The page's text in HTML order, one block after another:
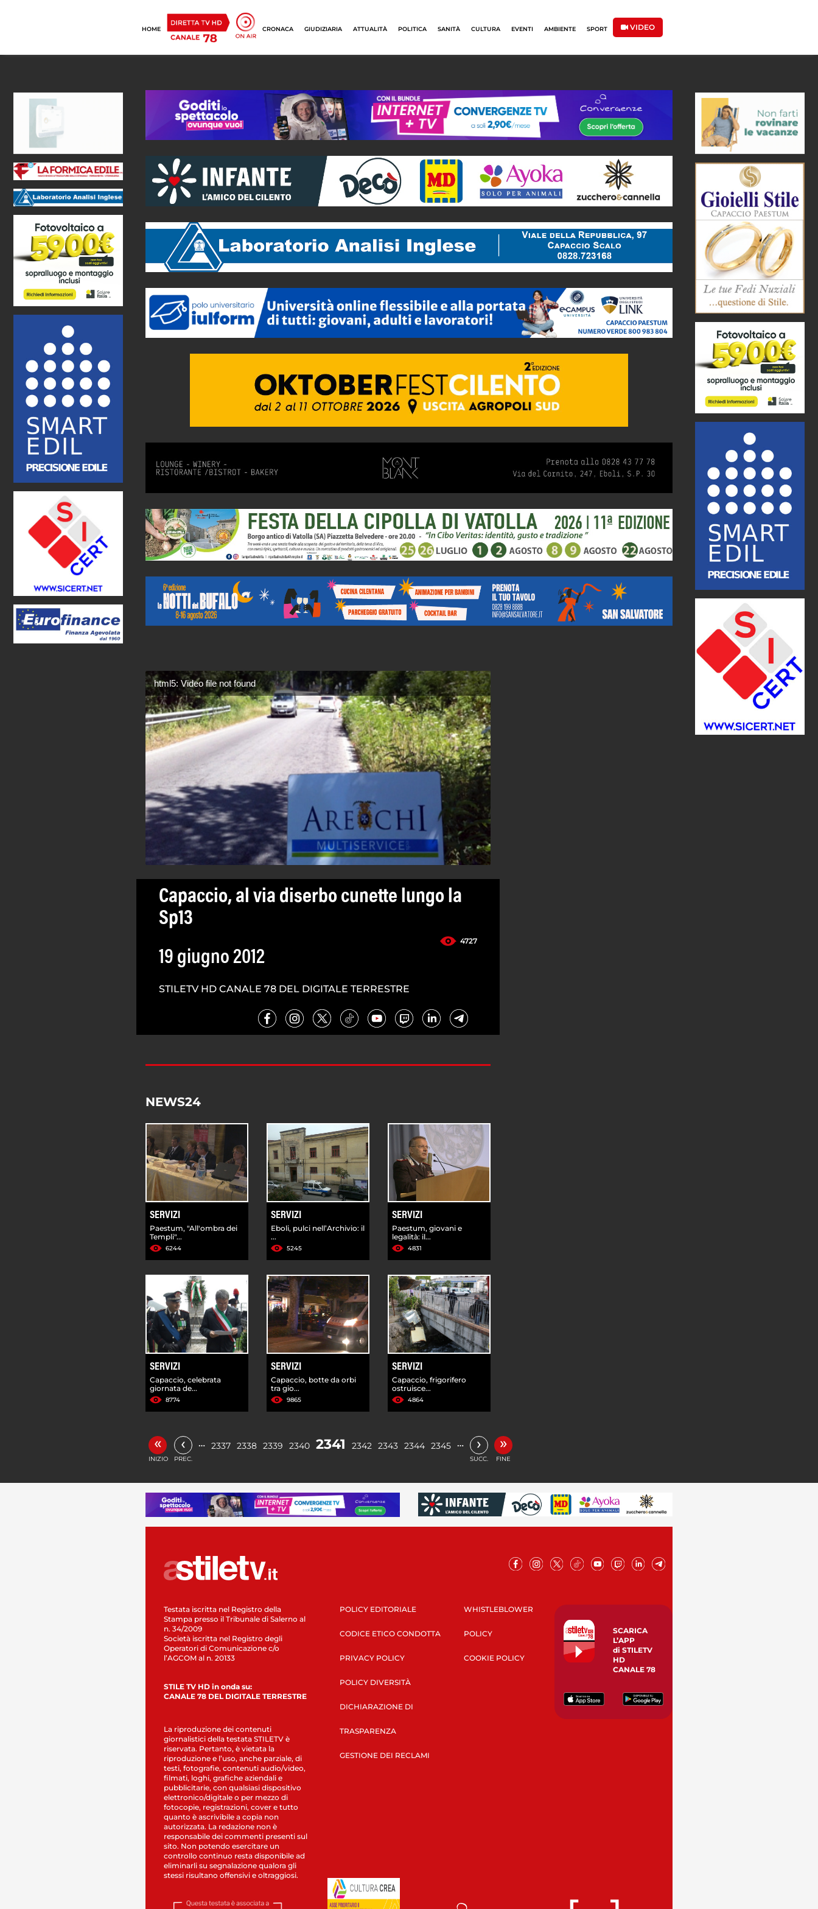
HOME CRONACA GIUDIZIARIA ATTUALITÀ POLITICA SANITÀ CULTURA EVENTI AMBIENTE SPORT VIDEO
html5: Video file not found
Capaccio, al via diserbo cunette lungo la
Sp13
4727
19 giugno 2012
STILETV HD CANALE 78 DEL DIGITALE TERRESTRE
NEWS24
SERVIZI
Paestum, "All'ombra dei
Templi"...
6244
SERVIZI
Eboli, pulci nell’Archivio: il
...
5245
SERVIZI
Paestum, giovani e
legalità: il...
4831
SERVIZI
Capaccio, celebrata
giornata de...
8774
SERVIZI
Capaccio, botte da orbi
tra gio...
9865
SERVIZI
Capaccio, frigorifero
ostruisce...
4864
«
INIZIO
‹
PREC.
… 2337 2338 2339 2340 2341 2342 2343 2344 2345 … ›
SUCC.
»
FINE
Testata iscritta nel Registro della
Stampa presso il Tribunale di Salerno al
n. 34/2009
Società iscritta nel Registro degli
Operatori di Comunicazione c/o
l’AGCOM al n. 20133
STILE TV HD in onda su:
CANALE 78 DEL DIGITALE TERRESTRE
La riproduzione dei contenuti
giornalistici della testata STILETV è
riservata. Pertanto, è vietata la
riproduzione e l’uso, anche parziale, di
testi, fotografie, contenuti audio/video,
filmati, loghi, grafiche aziendali e
pubblicitarie, con qualsiasi dispositivo
elettronico/digitale o per mezzo di
fotocopie, registrazioni, cover e tutto
quanto è ascrivibile a copia non
autorizzata. La redazione non è
responsabile dei commenti presenti sul
sito. Non potendo esercitare un
controllo continuo resta disponibile ad
eliminarli su segnalazione qualora gli
stessi risultano offensivi e oltraggiosi.
POLICY EDITORIALE
CODICE ETICO CONDOTTA
PRIVACY POLICY
POLICY DIVERSITÀ
DICHIARAZIONE DI
TRASPARENZA
GESTIONE DEI RECLAMI
WHISTLEBLOWER
POLICY
COOKIE POLICY
SCARICA
L’APP
di STILETV
HD
CANALE 78